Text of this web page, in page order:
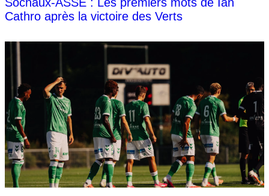
Cathro après la victoire des Verts